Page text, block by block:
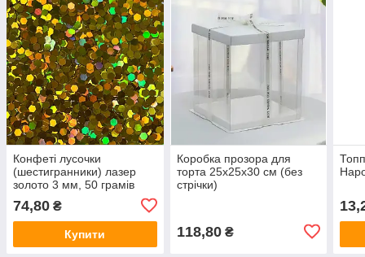
Конфеті лусочки
(шестигранники) лазер
золото 3 мм, 50 грамів
74,80 ₴
Купити
Коробка прозора для
торта 25х25х30 см (без
стрічки)
118,80₴